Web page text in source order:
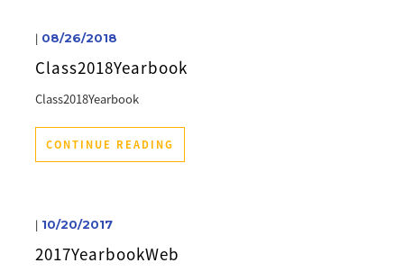
| 08/26/2018
Class2018Yearbook
Class2018Yearbook
CONTINUE READING
| 10/20/2017
2017YearbookWeb